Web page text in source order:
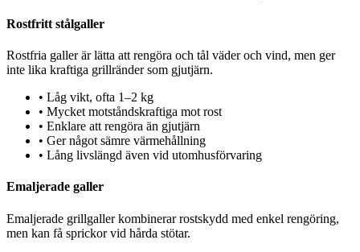
Rostfritt stålgaller
Rostfria galler är lätta att rengöra och tål väder och vind, men ger
inte lika kraftiga grillränder som gjutjärn.
• Låg vikt, ofta 1–2 kg
• Mycket motståndskraftiga mot rost
• Enklare att rengöra än gjutjärn
• Ger något sämre värmehållning
• Lång livslängd även vid utomhusförvaring
Emaljerade galler
Emaljerade grillgaller kombinerar rostskydd med enkel rengöring,
men kan få sprickor vid hårda stötar.